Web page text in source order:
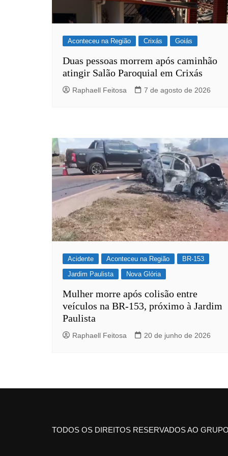
Aconteceu na Região Crixás Goiás
Duas pessoas morrem após caminhão
atingir Salão Paroquial em Crixás
Raphaell Feitosa 7 de agosto de 2026
Acidente Aconteceu na Região
BR-153
Jardim Paulista
Nova Glória
Mulher morre após colisão entre
veículos na BR-153, próximo à Jardim
Paulista
Raphaell Feitosa 20 de junho de 2026
TODOS OS DIREITOS RESERVADOS AO